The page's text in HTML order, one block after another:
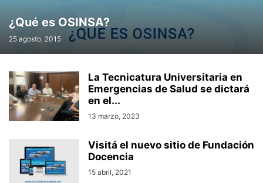
¿Qué es OSINSA?
25 agosto, 2015
La Tecnicatura Universitaria en
Emergencias de Salud se dictará
en el...
13 marzo, 2023
Visitá el nuevo sitio de Fundación
Docencia
15 abril, 2021